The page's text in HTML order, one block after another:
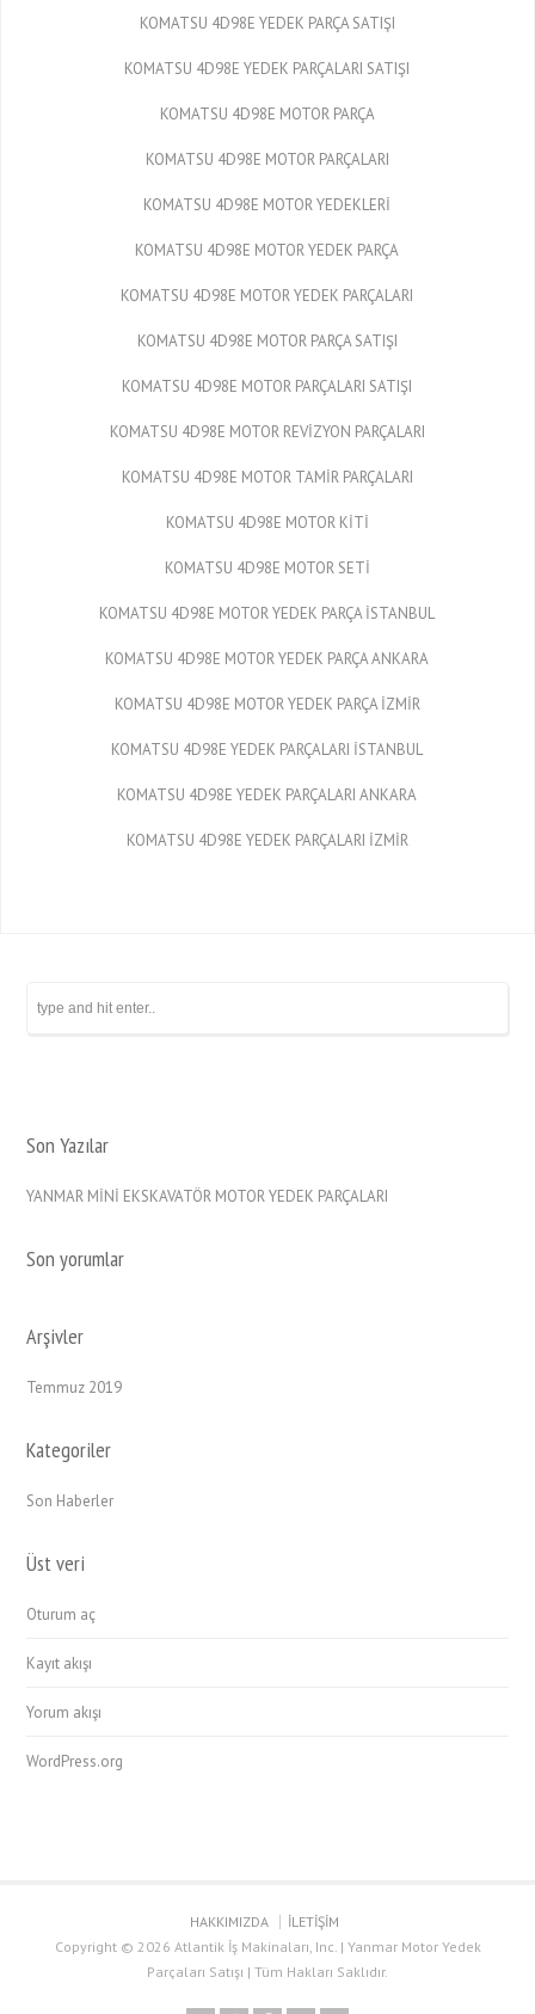
KOMATSU 4D98E YEDEK PARÇA SATIŞI
KOMATSU 4D98E YEDEK PARÇALARI SATIŞI
KOMATSU 4D98E MOTOR PARÇA
KOMATSU 4D98E MOTOR PARÇALARI
KOMATSU 4D98E MOTOR YEDEKLERİ
KOMATSU 4D98E MOTOR YEDEK PARÇA
KOMATSU 4D98E MOTOR YEDEK PARÇALARI
KOMATSU 4D98E MOTOR PARÇA SATIŞI
KOMATSU 4D98E MOTOR PARÇALARI SATIŞI
KOMATSU 4D98E MOTOR REVİZYON PARÇALARI
KOMATSU 4D98E MOTOR TAMİR PARÇALARI
KOMATSU 4D98E MOTOR KİTİ
KOMATSU 4D98E MOTOR SETİ
KOMATSU 4D98E MOTOR YEDEK PARÇA İSTANBUL
KOMATSU 4D98E MOTOR YEDEK PARÇA ANKARA
KOMATSU 4D98E MOTOR YEDEK PARÇA İZMİR
KOMATSU 4D98E YEDEK PARÇALARI İSTANBUL
KOMATSU 4D98E YEDEK PARÇALARI ANKARA
KOMATSU 4D98E YEDEK PARÇALARI İZMİR
Son Yazılar
YANMAR MİNİ EKSKAVATÖR MOTOR YEDEK PARÇALARI
Son yorumlar
Arşivler
Temmuz 2019
Kategoriler
Son Haberler
Üst veri
Oturum aç
Kayıt akışı
Yorum akışı
WordPress.org
HAKKIMIZDA
İLETİŞİM
Copyright © 2026 Atlantik İş Makinaları, Inc. | Yanmar Motor Yedek
Parçaları Satışı | Tüm Hakları Saklıdır.